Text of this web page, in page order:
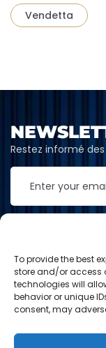
To provide the best
store and/or access
technologies will
behavior or unique
consent, may
Vendetta
Restez informé
CONTACT
contact@shop-
INFORMATION